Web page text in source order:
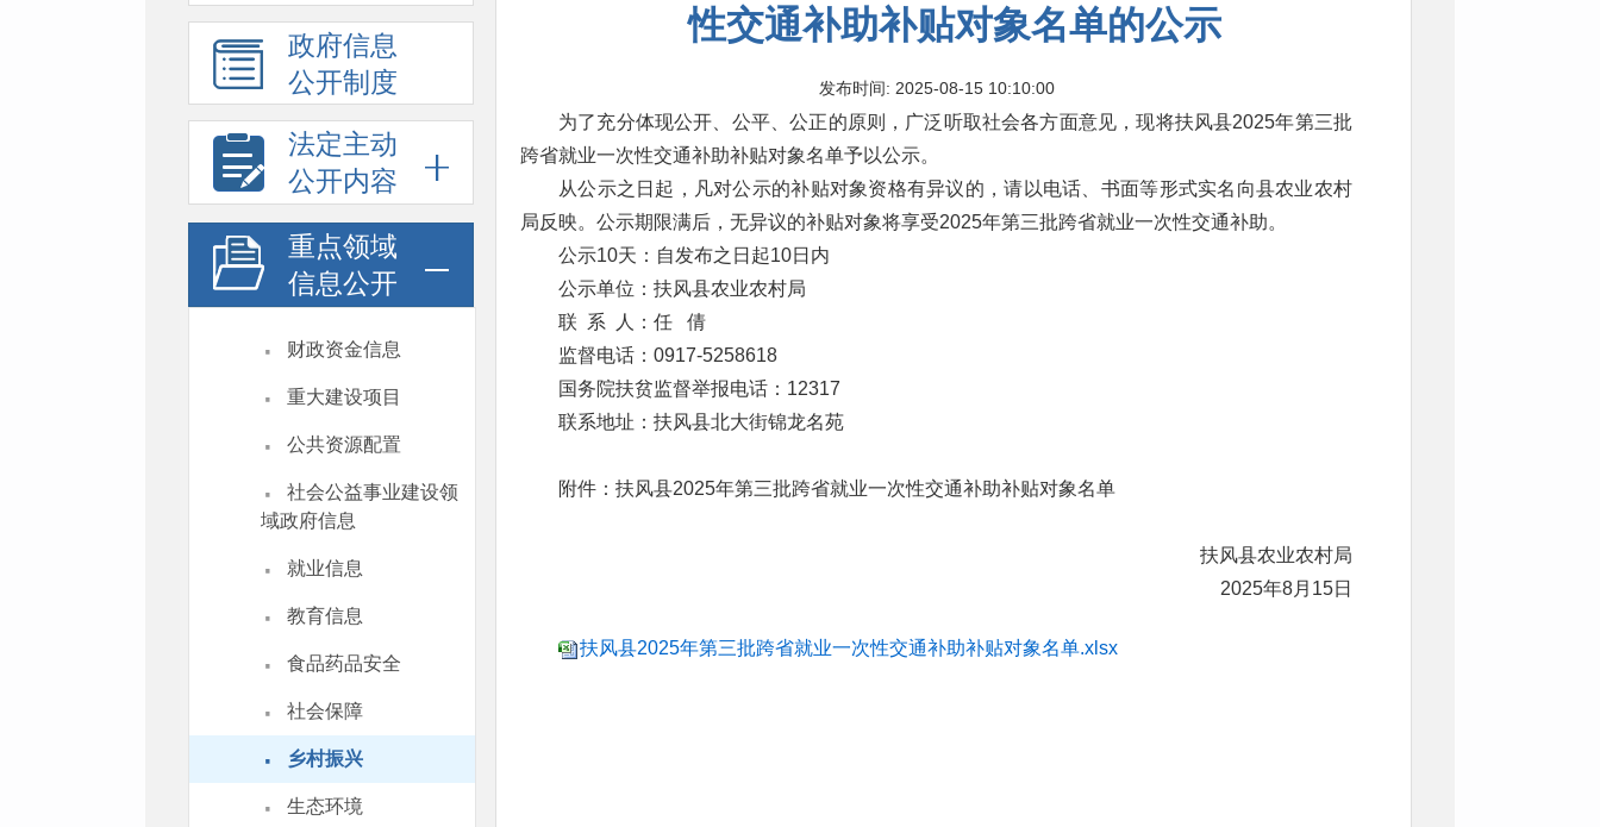
政府信息
公开制度
法定主动
公开内容
重点领域
信息公开
· 财政资金信息
· 重大建设项目
· 公共资源配置
·
社会公益事业建设领
域政府信息
· 就业信息
· 教育信息
· 食品药品安全
· 社会保障
· 乡村振兴
· 生态环境
性交通补助补贴对象名单的公示
发布时间: 2025-08-15 10:10:00
为了充分体现公开、公平、公正的原则，广泛听取社会各方面意见，现将扶风县2025年第三批
跨省就业一次性交通补助补贴对象名单予以公示。
从公示之日起，凡对公示的补贴对象资格有异议的，请以电话、书面等形式实名向县农业农村
局反映。公示期限满后，无异议的补贴对象将享受2025年第三批跨省就业一次性交通补助。
公示10天：自发布之日起10日内
公示单位：扶风县农业农村局
联 系 人：任 倩
监督电话：0917-5258618
国务院扶贫监督举报电话：12317
联系地址：扶风县北大街锦龙名苑
附件：扶风县2025年第三批跨省就业一次性交通补助补贴对象名单
扶风县农业农村局
2025年8月15日
扶风县2025年第三批跨省就业一次性交通补助补贴对象名单.xlsx